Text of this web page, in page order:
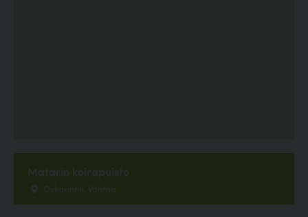
Matarin koirapuisto
Oskarintie, Vantaa